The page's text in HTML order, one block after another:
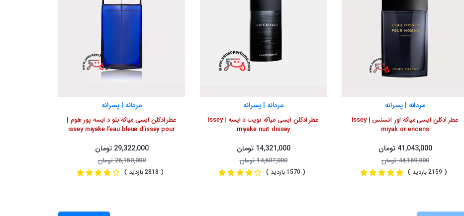
مردانه | پسرانه
عطر ادکلن ایسی میاکه اور انسنس | issey
miyak or encens
41,043,000 تومان
44,169,000 تومان
( 2159 بازدید )
مردانه | پسرانه
عطر ادکلن ایسی میاکه نویت د ایسه | issey
miyake nuit dissey
14,321,000 تومان
14,607,000 تومان
( 1570 بازدید )
مردانه | پسرانه
عطر ادکلن ایسی میاکه بلو د ایسه پور هوم |
issey miyake l’eau bleue d’issey pour
29,322,000 تومان
26,150,000 تومان
( 2818 بازدید )